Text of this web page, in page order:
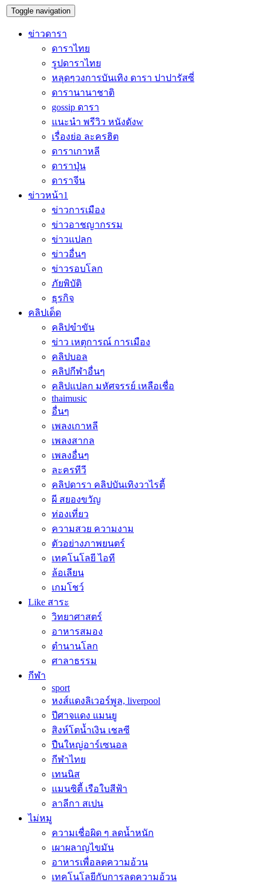
Toggle navigation
ข่าวดารา
ดาราไทย
รูปดาราไทย
หลุดๆวงการบันเทิง ดารา ปาปารัสซี่
ดารานานาชาติ
gossip ดารา
แนะนำ พรีวิว หนังดังw
เรื่องย่อ ละครฮิต
ดาราเกาหลี
ดาราปุ่น
ดาราจีน
ข่าวหน้า1
ข่าวการเมือง
ข่าวอาชญากรรม
ข่าวแปลก
ข่าวอื่นๆ
ข่าวรอบโลก
ภัยพิบัติ
ธุรกิจ
คลิปเด็ด
คลิปขำขัน
ข่าว เหตุการณ์ การเมือง
คลิปบอล
คลิปกีฬาอื่นๆ
คลิปแปลก มหัศจรรย์ เหลือเชื่อ
thaimusic
อื่นๆ
เพลงเกาหลี
เพลงสากล
เพลงอื่นๆ
ละครทีวี
คลิปดารา คลิปบันเทิงวาไรตี้
ผี สยองขวัญ
ท่องเที่ยว
ความสวย ความงาม
ตัวอย่างภาพยนตร์
เทคโนโลยี ไอที
ล้อเลียน
เกมโชว์
Like สาระ
วิทยาศาสตร์
อาหารสมอง
ตำนานโลก
ศาลาธรรม
กีฬา
sport
หงส์แดงลิเวอร์พูล, liverpool
ปีศาจแดง แมนยู
สิงห์โตน้ำเงิน เชลซี
ปืนใหญ่อาร์เซนอล
กีฬาไทย
เทนนิส
แมนซิตี้ เรือใบสีฟ้า
ลาลีกา สเปน
ไม่หมู
ความเชื่อผิด ๆ ลดน้ำหนัก
เผาผลาญไขมัน
อาหารเพื่อลดความอ้วน
เทคโนโลยีกับการลดความอ้วน